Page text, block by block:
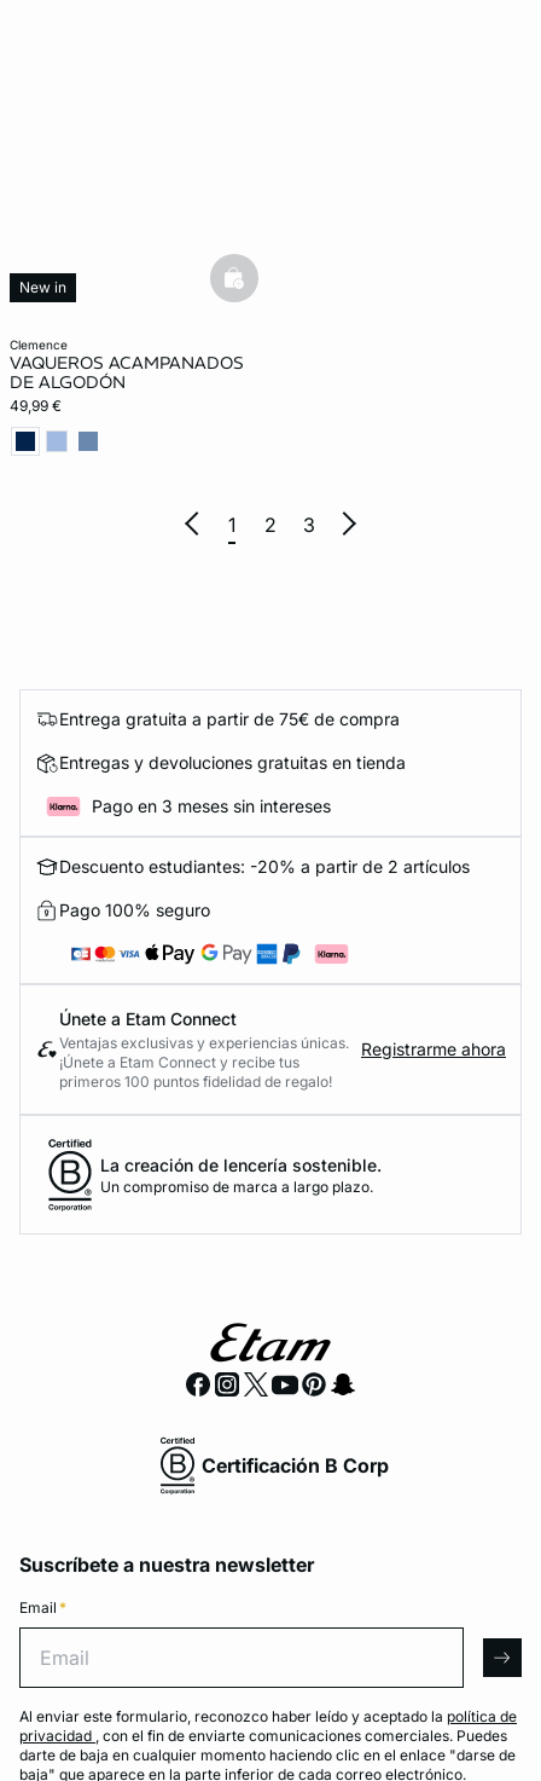
clemence
VAQUEROS ACAMPANADOS
DE ALGODÓN
49,99 €
New in basketfull
1 2 3
Entrega gratuita a partir de 75€ de compra
Entregas y devoluciones gratuitas en tienda
Pago en 3 meses sin intereses
Descuento estudiantes: -20% a partir de 2 artículos
Pago 100% seguro
Únete a Etam Connect
Ventajas exclusivas y experiencias únicas.
¡Únete a Etam Connect y recibe tus
primeros 100 puntos fidelidad de regalo!
Registrarme ahora
La creación de lencería sostenible.
Un compromiso de marca a largo plazo.
Certificación B Corp
Suscríbete a nuestra newsletter
Email *
Al enviar este formulario, reconozco haber leído y aceptado la política de
privacidad , con el fin de enviarte comunicaciones comerciales. Puedes
darte de baja en cualquier momento haciendo clic en el enlace "darse de
baja" que aparece en la parte inferior de cada correo electrónico.